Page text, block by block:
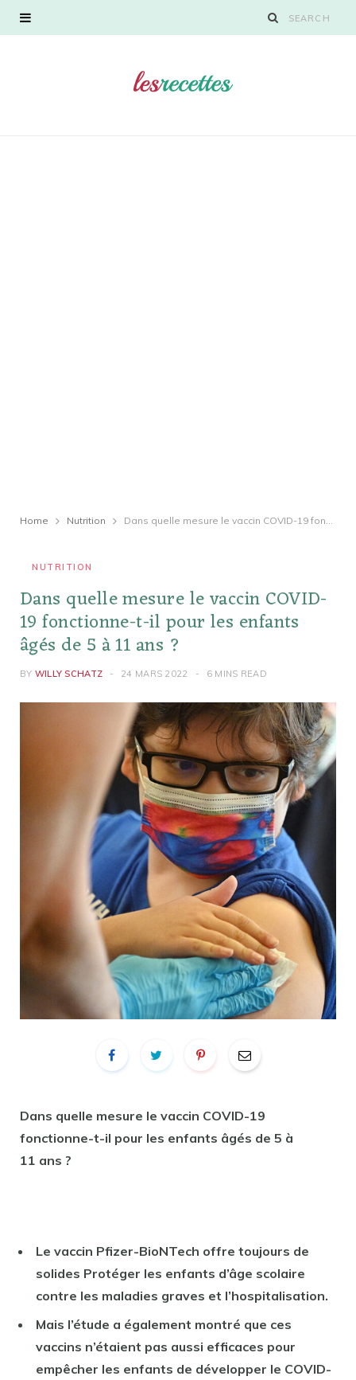
Home Nutrition Dans quelle mesure le vaccin COVID-19 fonctionne-t-il pour les enfants âgés de 5 à 11 ans ?
NUTRITION
Dans quelle mesure le vaccin COVID-
19 fonctionne-t-il pour les enfants
âgés de 5 à 11 ans ?
BY WILLY SCHATZ 24 MARS 2022 6 MINS READ
Dans quelle mesure le vaccin COVID-19
fonctionne-t-il pour les enfants âgés de 5 à
11 ans ?
Le vaccin Pfizer-BioNTech offre toujours de
solides Protéger les enfants d’âge scolaire
contre les maladies graves et l’hospitalisation.
Mais l’étude a également montré que ces
vaccins n’étaient pas aussi efficaces pour
empêcher les enfants de développer le COVID-